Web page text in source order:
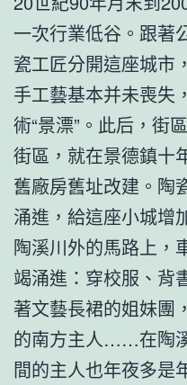
一次行業低谷。跟著
瓷工匠分開這座城市
手工藝基本并未喪失
術“景漂”。此后，街
街區，就在景德鎮十
舊廠房舊址改建。陶
涌進，給這座小城增
陶溪川外的馬路上，
竭涌進：穿校服、背
著文藝長裙的姐妹團
的南方主人……在陶
間的主人也年夜多是